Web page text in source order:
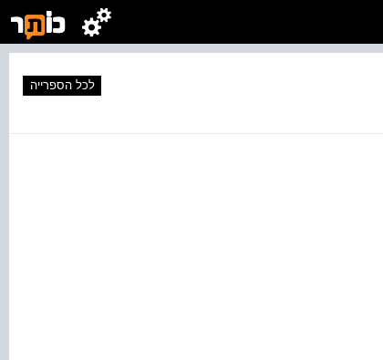
לכל הספרייה